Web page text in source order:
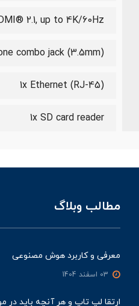
2.1, up to 4K/60Hz
combo jack (3.5mm)
1x Ethernet (RJ-45)
1x SD card reader
مطالب وبلاگ
معرفی و کاربرد هوش مصنوعی
ارتقا لپ تاپ و هر آنچه باید در